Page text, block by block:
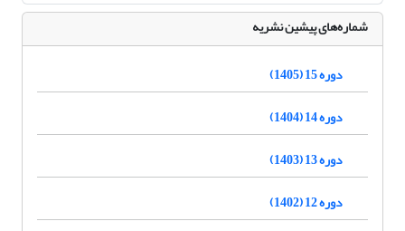
شماره‌های پیشین نشریه
دوره 15 (1405)
دوره 14 (1404)
دوره 13 (1403)
دوره 12 (1402)